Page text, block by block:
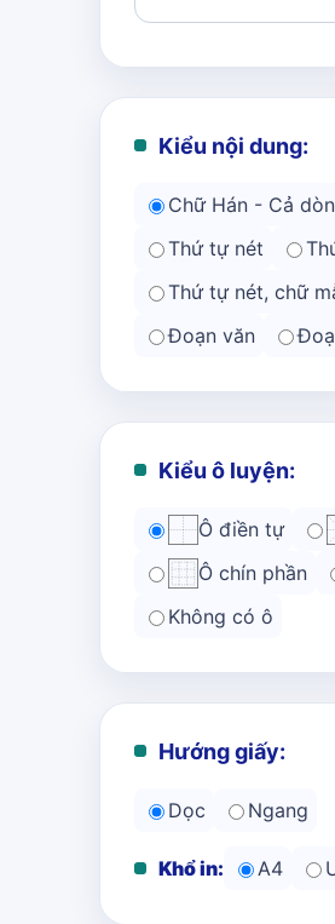
Kiểu nội dung:
Chữ Hán - Cả
Thứ tự nét
Thứ tự nét, chữ
Đoạn văn
Kiểu ô luyện:
Ô điền tự
Ô chín phần
Không có ô
Hướng giấy:
Dọc Ngang
Khổ in: A4